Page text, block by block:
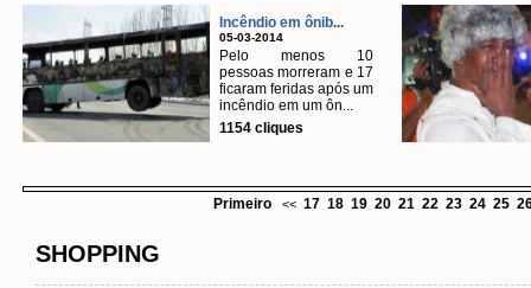
Incêndio em ônib...
05-03-2014
Pelo menos 10
pessoas morreram e 17
ficaram feridas após um
incêndio em um ôn...
1154 cliques
Primeiro << 17 18 19 20 21 22 23 24 25
SHOPPING